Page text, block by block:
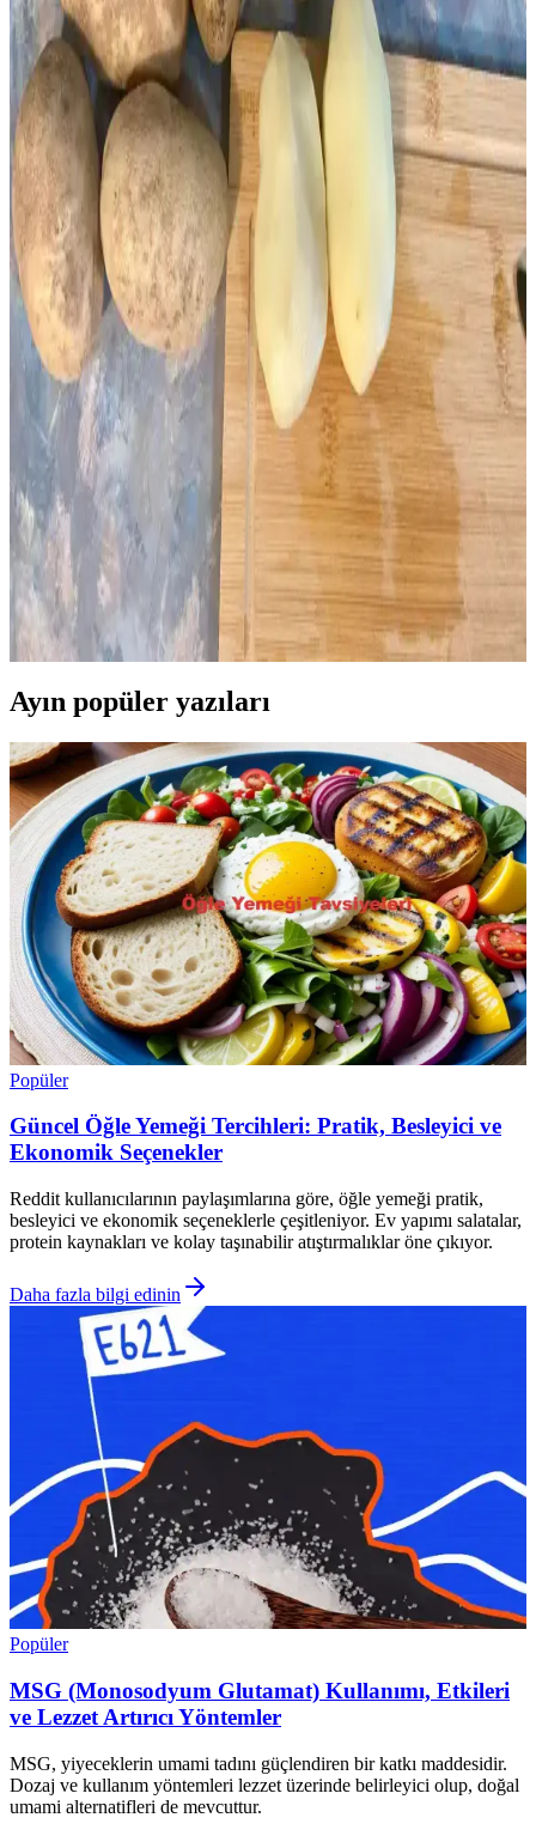
Toplu alım sonrası ekmek, süt ve diğer gıdaların dondurularak
saklanması, tazelik ve lezzetin korunmasını sağlar. Doğru
yöntemlerle maliyetler düşürülür, bozulma önlenir ve kullanım
kolaylığı artar.
Dondurulmuş Yaban Mersinleriyle Çeşitlendirilmiş
Tatlı ve Tuzlu Tarifler Rehberi
Dondurulmuş yaban mersinleriyle yapılabilecek tatlı ve tuzlu tarifler,
soslardan dondurmalara kadar geniş bir yelpazede sunuluyor.
Meyvenin doğal tadını koruyan alternatif tarifler keşfedebilirsiniz.
Büyük Miktarda Yeşil Soğanı Saklama ve
Değerlendirme Yöntemleri
Büyük miktarda yeşil soğanı dondurma, kurutma, turşu yapımı ve
pişirme gibi yöntemlerle uzun süre saklayabilir ve çeşitli tariflerde
kullanabilirsiniz. Yeniden dikim ve paylaşım da israfı önler.
Fazla Patatesleri Değerlendirmenin Yolu:
Dondurulmuş Patates Dilimleri Hazırlama ve
Saklama
Fazla patatesleri bozulmadan değerlendirmek için dondurulmuş
patates dilimleri hazırlama yöntemi anlatılıyor. Ön haşlama, kurutma,
baharatlama ve doğru saklama teknikleriyle lezzetli ve pratik
çözümler sunuluyor.
Ayın popüler yazıları
Popüler
Güncel Öğle Yemeği Tercihleri: Pratik, Besleyici ve
Ekonomik Seçenekler
Reddit kullanıcılarının paylaşımlarına göre, öğle yemeği pratik,
besleyici ve ekonomik seçeneklerle çeşitleniyor. Ev yapımı salatalar,
protein kaynakları ve kolay taşınabilir atıştırmalıklar öne çıkıyor.
Daha fazla bilgi edinin
Popüler
MSG (Monosodyum Glutamat) Kullanımı, Etkileri
ve Lezzet Artırıcı Yöntemler
MSG, yiyeceklerin umami tadını güçlendiren bir katkı maddesidir.
Dozaj ve kullanım yöntemleri lezzet üzerinde belirleyici olup, doğal
umami alternatifleri de mevcuttur.